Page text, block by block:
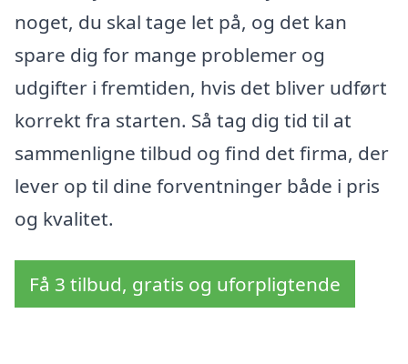
noget, du skal tage let på, og det kan
spare dig for mange problemer og
udgifter i fremtiden, hvis det bliver udført
korrekt fra starten. Så tag dig tid til at
sammenligne tilbud og find det firma, der
lever op til dine forventninger både i pris
og kvalitet.
Få 3 tilbud, gratis og uforpligtende